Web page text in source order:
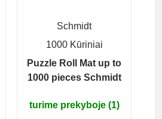
Schmidt
1000 Kūriniai
Puzzle Roll Mat up to
1000 pieces Schmidt
turime prekyboje (1)